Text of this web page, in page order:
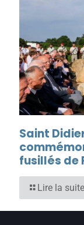
Saint
fusillés de
Lire la suite